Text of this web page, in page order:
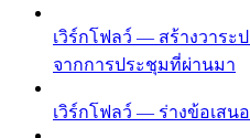
เวิร์กโฟลว์ — สร้างวาร
จากการประชุมที่ผ่านมา
เวิร์กโฟลว์ — ร่างข้อเสน